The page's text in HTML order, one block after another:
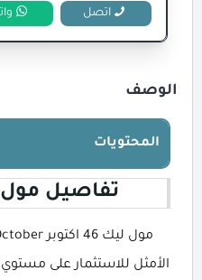
اتصل
الوصف
المحتويات
تفاصيل مول ليك 46
الأمثل للاستثمار على